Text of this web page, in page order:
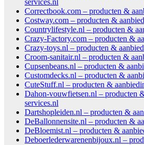
services.nl
Correctbook.com – producten &
Costway.com – producten &
Countrylifestyle.nl – producten &
Crazy-Factory.com – producten &
Crazy-toys.nl – producten &
Croom-sanitair.nl – producten &
Cupsenbeans.nl – producten &
Customdecks.nl – producten &
CuteStuff.nl – producten &
Dahon-vouwfietsen.nl – producten
services.nl
Dartshopleiden.nl – producten &
DeBallonnensite.nl – producten &
DeBloemist.nl – producten &
Deboerlederwarenenbijoux.nl –